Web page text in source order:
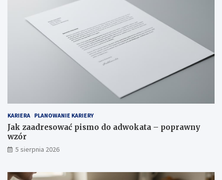
KARIERA PLANOWANIE KARIERY
Jak zaadresować pismo do adwokata – poprawny
wzór
5 sierpnia 2026